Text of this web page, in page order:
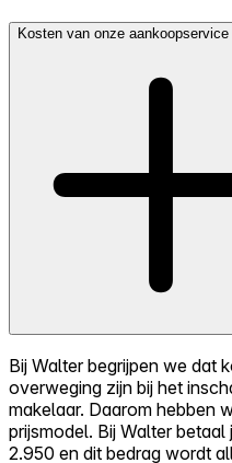
Kosten van onze aankoopservice
Bij Walter begrijpen we dat
overweging zijn bij het
makelaar. Daarom hebben
prijsmodel. Bij Walter
2.950 en dit bedrag wordt